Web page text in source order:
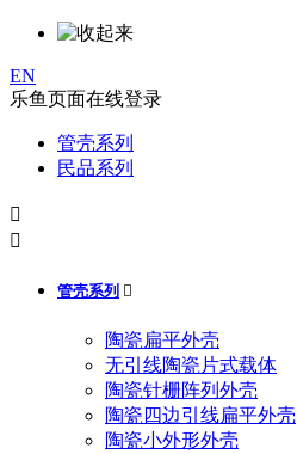
EN
乐鱼页面在线登录
管壳系列
民品系列


管壳系列 
陶瓷扁平外壳
无引线陶瓷片式载体
陶瓷针栅阵列外壳
陶瓷四边引线扁平外壳
陶瓷小外形外壳